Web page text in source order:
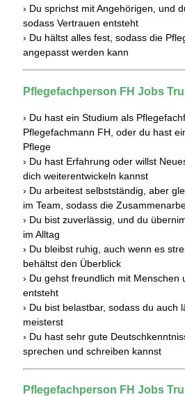
› Du sprichst mit Angehörigen, und
sodass Vertrauen entsteht
› Du hältst alles fest, sodass die
angepasst werden kann
Pflegefachperson FH Jobs
› Du hast ein Studium als
Pflegefachmann FH, oder du hast
Pflege
› Du hast Erfahrung oder willst
dich weiterentwickeln kannst
› Du arbeitest selbstständig, aber
im Team, sodass die
› Du bist zuverlässig, und du
im Alltag
› Du bleibst ruhig, auch wenn es
behältst den Überblick
› Du gehst freundlich mit Menschen
entsteht
› Du bist belastbar, sodass du auch
meisterst
› Du hast sehr gute
sprechen und schreiben kannst
Pflegefachperson FH Jobs